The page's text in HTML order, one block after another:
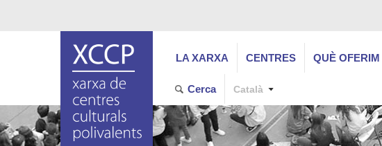
LA XARXA CENTRES QUÈ OFERIM
Cerca Català